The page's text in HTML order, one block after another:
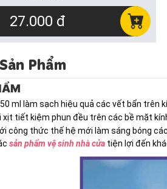
27.000 đ
Phẩm
ml làm sạch hiệu quả các vết bẩn trên
xịt tiết kiệm phun đều trên các bề mặt
công thức thế hệ mới làm sáng bóng
sản phẩm vệ sinh nhà cửa tiện lợi đến